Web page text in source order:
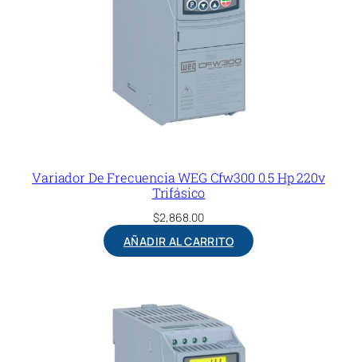
Variador De Frecuencia WEG Cfw300 0.5 Hp 220v
Trifásico
$2,868.00
AÑADIR AL CARRITO